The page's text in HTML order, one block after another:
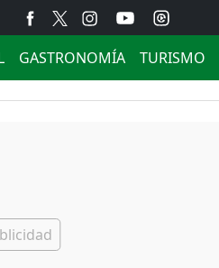
GASTRONOMÍA TURISMO